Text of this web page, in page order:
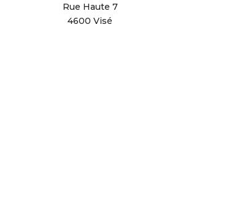
Rue Haute 7
4600 Visé